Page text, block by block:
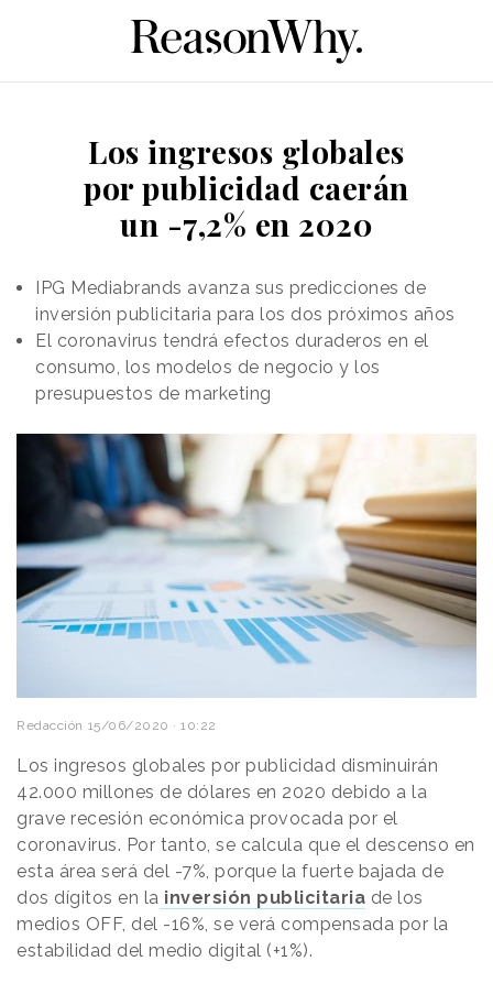
Los ingresos globales
por publicidad caerán
un -7,2% en 2020
IPG Mediabrands avanza sus predicciones de
inversión publicitaria para los dos próximos años
El coronavirus tendrá efectos duraderos en el
consumo, los modelos de negocio y los
presupuestos de marketing
Redacción 15/06/2020 · 10:22
Los ingresos globales por publicidad disminuirán
42.000 millones de dólares en 2020 debido a la
grave recesión económica provocada por el
coronavirus. Por tanto, se calcula que el descenso en
esta área será del -7%, porque la fuerte bajada de
dos dígitos en la inversión publicitaria de los
medios OFF, del -16%, se verá compensada por la
estabilidad del medio digital (+1%).